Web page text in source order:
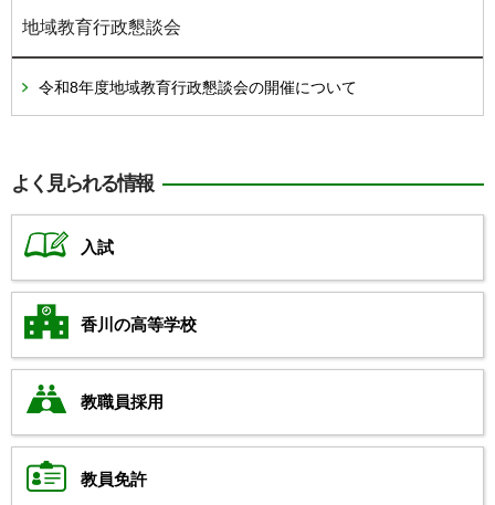
地域教育行政懇談会
令和8年度地域教育行政懇談会の開催について
よく見られる情報
入試
香川の高等学校
教職員採用
教員免許